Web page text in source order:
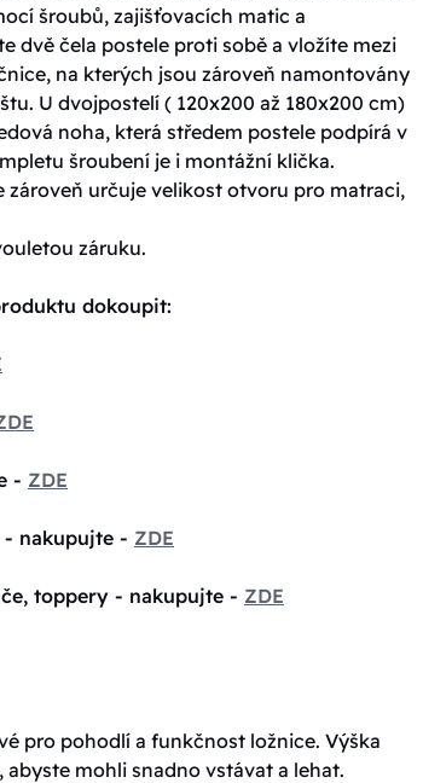
šroubů, zajišťovacích matic a
dvě čela postele proti sobě a vložíte mezi
na kterých jsou zároveň namontovány
U dvojpostelí ( 120x200 až 180x200 cm)
noha, která středem postele podpírá v
šroubení je i montážní klička.
zároveň určuje velikost otvoru pro matraci,
záruku.
dokoupit:
- ZDE
nakupujte - ZDE
toppery - nakupujte - ZDE
pro pohodlí a funkčnost ložnice. Výška
mohli snadno vstávat a lehat.